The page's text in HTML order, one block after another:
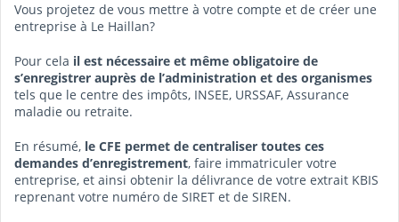
Vous projetez de vous mettre à votre compte et de créer une
entreprise à Le Haillan?
Pour cela il est nécessaire et même obligatoire de
s’enregistrer auprès de l’administration et des organismes
tels que le centre des impôts, INSEE, URSSAF, Assurance
maladie ou retraite.
En résumé, le CFE permet de centraliser toutes ces
demandes d’enregistrement, faire immatriculer votre
entreprise, et ainsi obtenir la délivrance de votre extrait KBIS
reprenant votre numéro de SIRET et de SIREN.